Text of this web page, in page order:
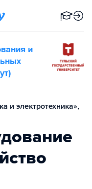
и
и электротехника»,